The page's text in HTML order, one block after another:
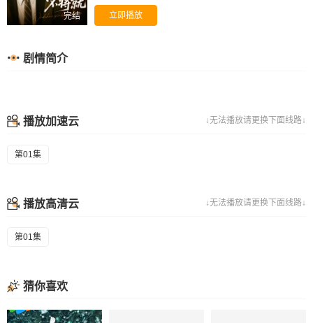
完结 立即播放
剧情简介
↓无法播放请更换下面线路↓
播放加速云
第01集
↓无法播放请更换下面线路↓
播放高清云
第01集
猜你喜欢